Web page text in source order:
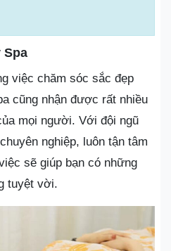
Spa
việc chăm sóc sắc đẹp
cũng nhận được rất nhiều
mọi người. Với đội ngũ
nghiệp, luôn tận tâm
sẽ giúp bạn có những
tuyệt vời.